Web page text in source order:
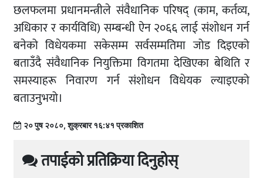
छलफलमा प्रधानमन्त्रीले संवैधानिक परिषद् (काम, कर्तव्य,
अधिकार र कार्यविधि) सम्बन्धी ऐन २०६६ लाई संशोधन गर्न
बनेको विधेयकमा सकेसम्म सर्वसम्मतिमा जोड दिइएको
बताउँदै संवैधानिक नियुक्तिमा विगतमा देखिएका बेथिति र
समस्याहरू निवारण गर्न संशोधन विधेयक ल्याइएको
बताउनुभयो।
२० पुष २०८०, शुक्रबार १६:४१ प्रकाशित
तपाईको प्रतिक्रिया दिनुहोस्